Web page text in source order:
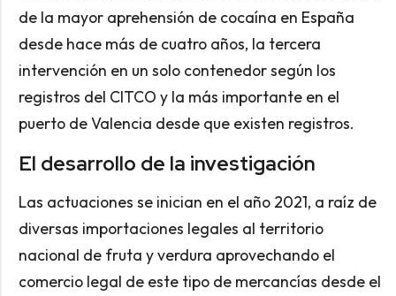
de la mayor aprehensión de cocaína en España
desde hace más de cuatro años, la tercera
intervención en un solo contenedor según los
registros del CITCO y la más importante en el
puerto de Valencia desde que existen registros.
El desarrollo de la investigación
Las actuaciones se inician en el año 2021, a raíz de
diversas importaciones legales al territorio
nacional de fruta y verdura aprovechando el
comercio legal de este tipo de mercancías desde el